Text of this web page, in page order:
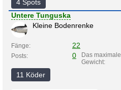
4 Spots
Untere Tunguska
Kleine Bodenrenke
Fänge: 22
Posts: 0
Das maximale
Gewicht:
11 Köder